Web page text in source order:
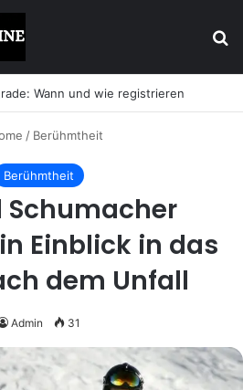
/ Berühmtheit
Berühmtheit
Schumacher
Einblick in das
dem Unfall
Admin 31